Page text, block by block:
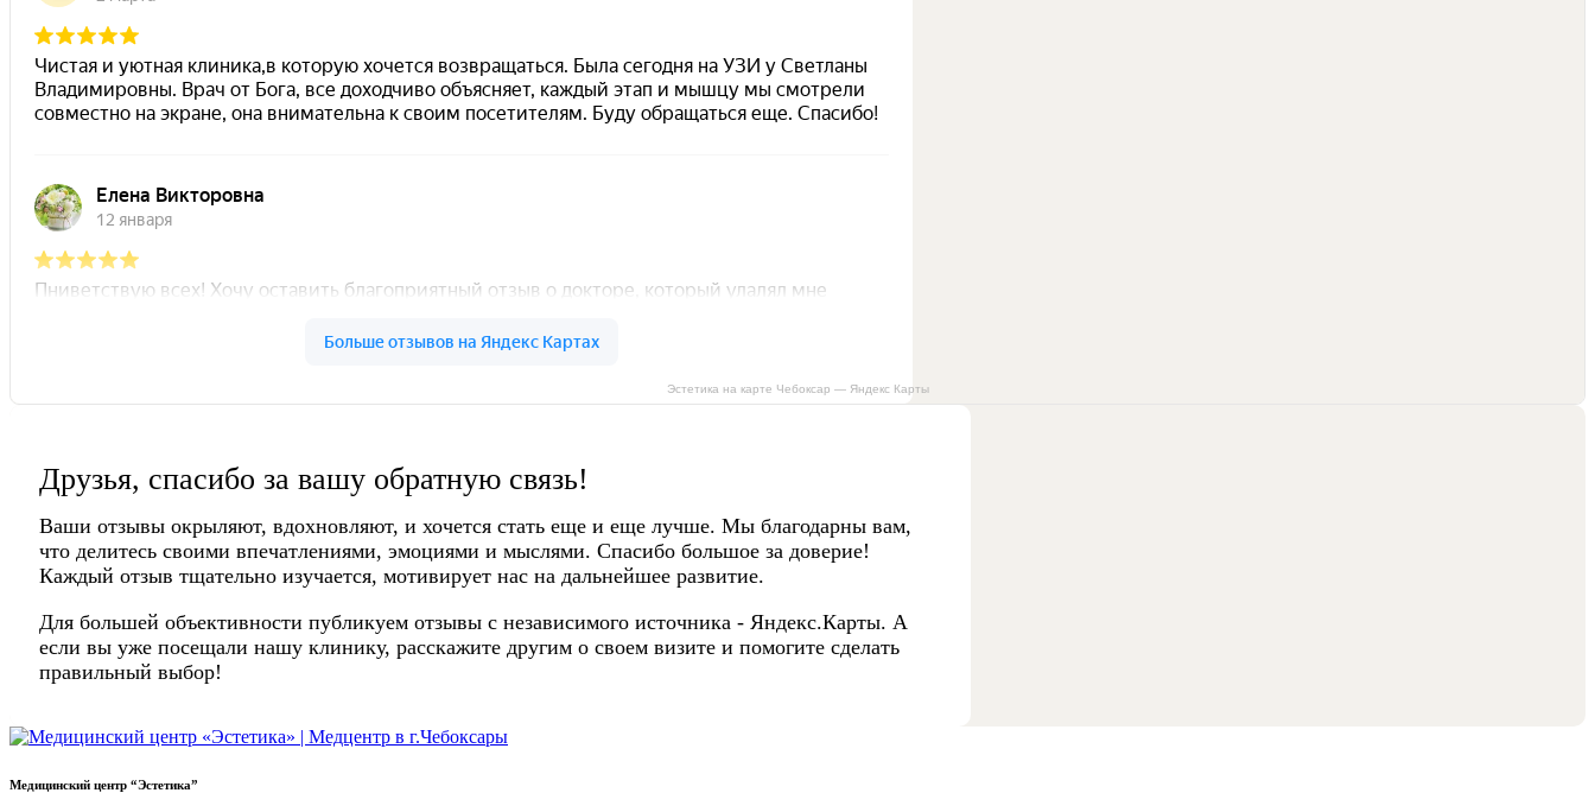
Эстетика на карте Чебоксар — Яндекс Карты
Друзья, спасибо за вашу обратную связь!
Ваши отзывы окрыляют, вдохновляют, и хочется стать еще и еще лучше. Мы благодарны вам,
что делитесь своими впечатлениями, эмоциями и мыслями. Спасибо большое за доверие!
Каждый отзыв тщательно изучается, мотивирует нас на дальнейшее развитие.
Для большей объективности публикуем отзывы с независимого источника - Яндекс.Карты. А
если вы уже посещали нашу клинику, расскажите другим о своем визите и помогите сделать
правильный выбор!
Медицинский центр “Эстетика”